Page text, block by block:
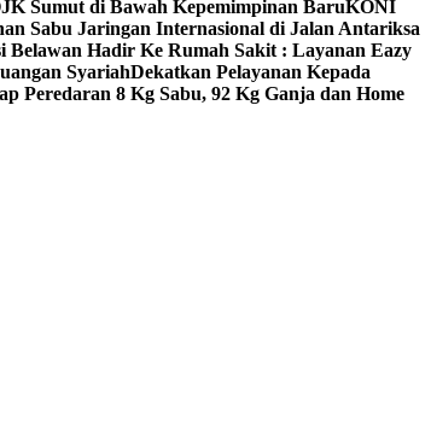
Sumut di Bawah Kepemimpinan BaruKONI
Sabu Jaringan Internasional di Jalan Antariksa
Belawan Hadir Ke Rumah Sakit : Layanan Eazy
SyariahDekatkan Pelayanan Kepada
Peredaran 8 Kg Sabu, 92 Kg Ganja dan Home